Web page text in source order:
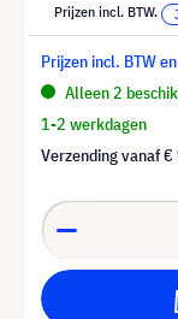
Prijzen incl. BTW.
Prijzen incl. BTW
Alleen 2
1-2 werkdagen
Verzending vanaf€